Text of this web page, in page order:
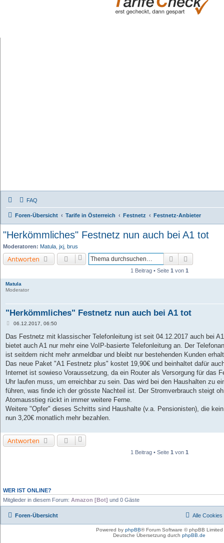
FAQ
Foren-Übersicht Tarife in Österreich Festnetz Festnetz-Anbieter
"Herkömmliches" Festnetz nun auch bei A1 tot
Moderatoren: Matula jxj brus
Antworten Suche
1 Beitrag • Seite 1 von 1
Matula
Moderator
"Herkömmliches" Festnetz nun auch bei A1 tot
B
i
r
a
06.12.2017, 06:50
Das Festnetz mit klassischer Telefonleitung ist seit 04.12.2017 auch bei
bietet auch A1 nur mehr eine VoIP-basierte Telefonleitung an. Der
ist seitdem nicht mehr anmeldbar und bleibt nur bestehenden Kunden
Das neue Paket "A1 Festnetz plus" kostet 19,90€ und beinhaltet dafür
Internet ist sowieso Voraussetzung, da ein Router als Versorgung für das
Uhr laufen muss, um erreichbar zu sein. Das wird bei den Haushalten zu
führen, was finde ich der grösste Nachteil ist. Der Stromverbrauch steigt
Atomausstieg rückt in immer weitere Ferne.
Weitere "Opfer" dieses Schritts sind Haushalte (v.a. Pensionisten), die
nun 3,20€ monatlich mehr bezahlen.
Antworten
1 Beitrag • Seite 1 von 1
WER IST ONLINE?
Mitglieder in diesem Forum: Amazon [Bot] und 0 Gäste
Foren-Übersicht Alle Cookies
Powered by phpBB® Forum Software © phpBB Limited
Deutsche Übersetzung durch phpBB.de